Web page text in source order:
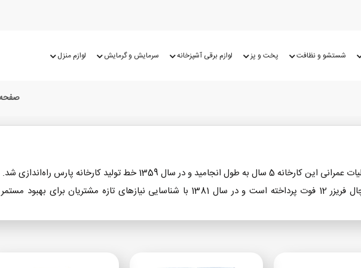
شستشو و نظافت پخت و پز لوازم برقی آشپزخانه سرمایش و گرمایش لوازم منزل
در سال‌های اول راه‌اندازی کارخانه، تنها به تولید 2 نوع محصول یخچال فریزر 12 فوت پرداخته است و در سال